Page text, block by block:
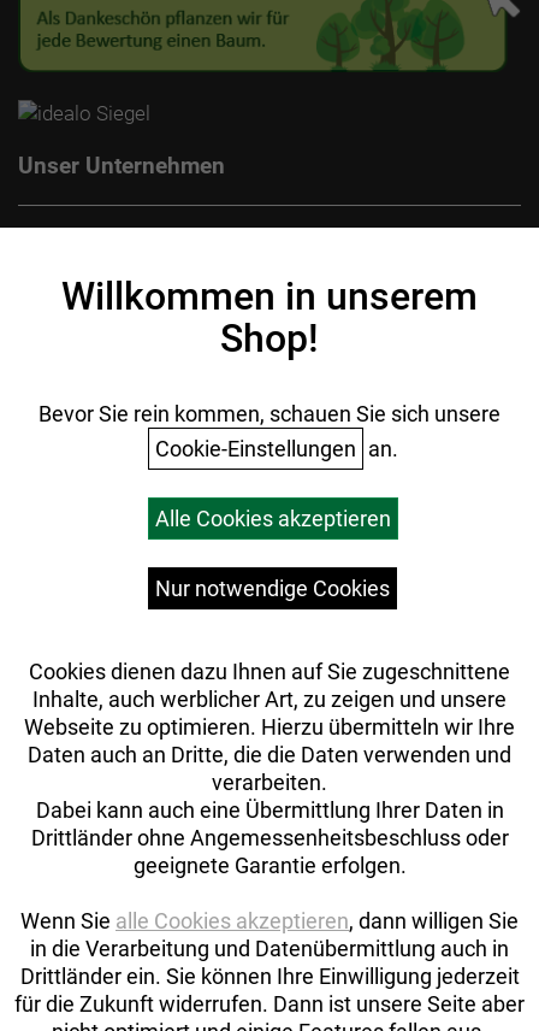
Unser Unternehmen
Datenschutz
Ihr Einkauf
Versandkosten
Willkommen in unserem
Shop!
Bevor Sie rein kommen, schauen Sie sich unsere
Cookie-Einstellungen an.
Alle Cookies akzeptieren
Nur notwendige Cookies
Cookies dienen dazu Ihnen auf Sie zugeschnittene
Inhalte, auch werblicher Art, zu zeigen und unsere
Webseite zu optimieren. Hierzu übermitteln wir Ihre
Daten auch an Dritte, die die Daten verwenden und
verarbeiten.
Dabei kann auch eine Übermittlung Ihrer Daten in
Drittländer ohne Angemessenheitsbeschluss oder
geeignete Garantie erfolgen.
Wenn Sie alle Cookies akzeptieren, dann willigen Sie
in die Verarbeitung und Datenübermittlung auch in
Drittländer ein. Sie können Ihre Einwilligung jederzeit
für die Zukunft widerrufen. Dann ist unsere Seite aber
Auftrag widerrufen